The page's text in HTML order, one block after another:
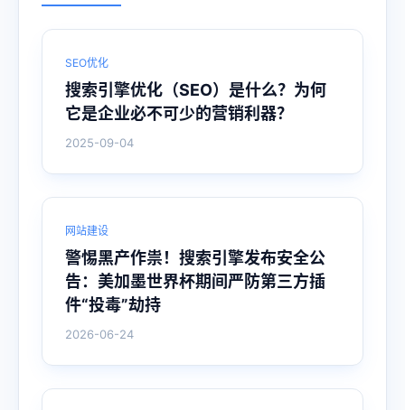
SEO优化
搜索引擎优化（SEO）是什么？为何
它是企业必不可少的营销利器？
2025-09-04
网站建设
警惕黑产作祟！搜索引擎发布安全公
告：美加墨世界杯期间严防第三方插
件“投毒”劫持
2026-06-24